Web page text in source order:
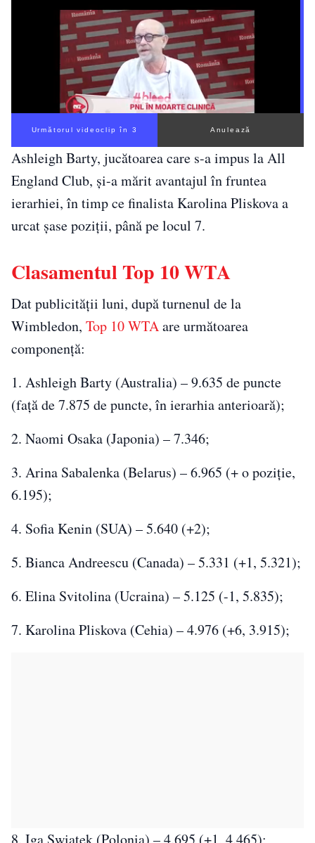
Următorul videoclip în 2 Anulează
Ashleigh Barty, jucătoarea care s-a impus la All
England Club, şi-a mărit avantajul în fruntea
ierarhiei, în timp ce finalista Karolina Pliskova a
urcat şase poziţii, până pe locul 7.
Clasamentul Top 10 WTA
Dat publicităţii luni, după turnenul de la
Wimbledon, Top 10WTAare următoarea
componenţă:
1. Ashleigh Barty (Australia) – 9.635 de puncte
(faţă de 7.875 de puncte, în ierarhia anterioară);
2. Naomi Osaka (Japonia) – 7.346;
3. Arina Sabalenka (Belarus) – 6.965 (+ o poziţie,
6.195);
4. Sofia Kenin (SUA) – 5.640 (+2);
5. Bianca Andreescu (Canada) – 5.331 (+1, 5.321);
6. Elina Svitolina (Ucraina) – 5.125 (-1, 5.835);
7. Karolina Pliskova (Cehia) – 4.976 (+6, 3.915);